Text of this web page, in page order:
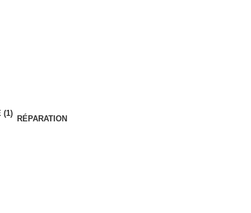
RÉPARATION